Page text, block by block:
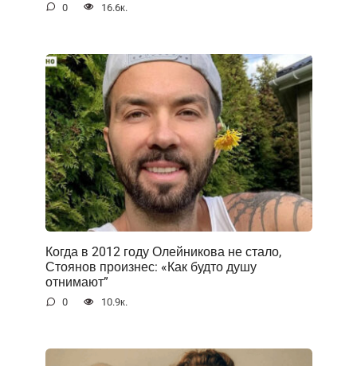
0 16.6к.
Когда в 2012 году Олейникова не стало,
Стоянов произнес: «Как будто душу
отнимают”
0 10.9к.